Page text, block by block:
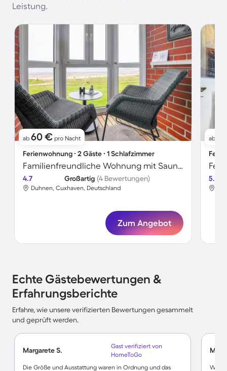
Leistung.
ab 60 € pro Nacht
Ferienwohnung ∙ 2 Gäste ∙ 1 Schlafzimmer
Familienfreundliche Wohnung mit Sauna und Terrasse | Strandblick | Nah am Strand | Haustierfreundlich
4.7 Großartig (4 Bewertungen)
Duhnen, Cuxhaven, Deutschland
Zum Angebot
ab
5.0
Echte Gästebewertungen &
Erfahrungsberichte
Erfahre, wie unsere verifizierten Bewertungen gesammelt
und geprüft werden.
Margarete S.
Gast verifiziert von
HomeToGo
Die Größe und Ausstattung waren in Ordnung und das